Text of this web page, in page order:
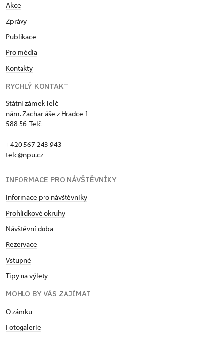
Akce
Zprávy
Publikace
Pro média
Kontakty
RYCHLÝ KONTAKT
Státní zámek Telč
nám. Zachariáše z Hradce 1
588 56 Telč
+420 567 243 943
telc@npu.cz
INFORMACE PRO NÁVŠTĚVNÍKY
Informace pro návštěvníky
Prohlídkové okruhy
Návštěvní doba
Rezervace
Vstupné
Tipy na výlety
MOHLO BY VÁS ZAJÍMAT
O zámku
Fotogalerie